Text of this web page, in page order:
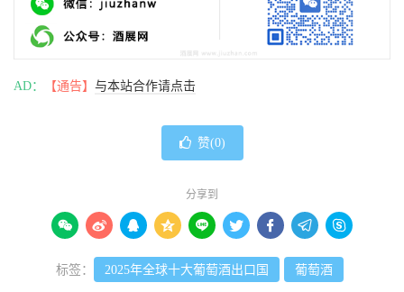
AD： 【通告】 与本站合作请点击
赞(0)
分享到
        
标签： 2025年全球十大葡萄酒出口国 葡萄酒